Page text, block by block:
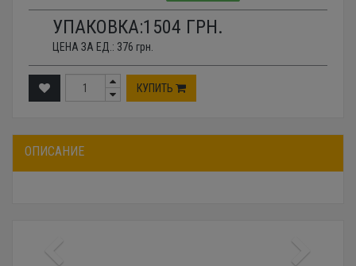
УПАКОВКА:1504 ГРН.
ЦЕНА ЗА ЕД.: 376 грн.
КУПИТЬ
ОПИСАНИЕ